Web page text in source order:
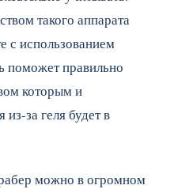
такого аппарата
с использованием
поможет правильно
которым и
из-за геля будет в
можно в огромном